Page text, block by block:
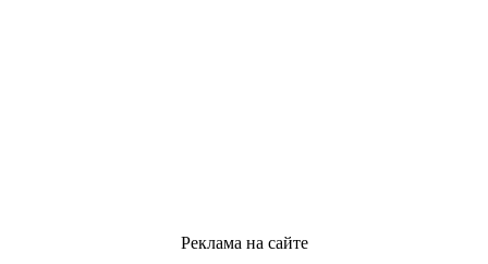
Реклама на сайте